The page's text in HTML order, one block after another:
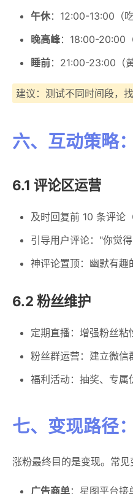
午休：12:00-13:00（吃
晚高峰：18:00-20:00
睡前：21:00-23:00（
建议：测试不同时间段，
六、互动策略
6.1 评论区运营
及时回复前 10 条评论
引导用户评论："你觉
神评论置顶：幽默有趣
6.2 粉丝维护
定期直播：增强粉丝粘
粉丝群运营：建立微信
福利活动：抽奖、专属
七、变现路径
涨粉最终目的是变现。常见
广告商单：星图平台接